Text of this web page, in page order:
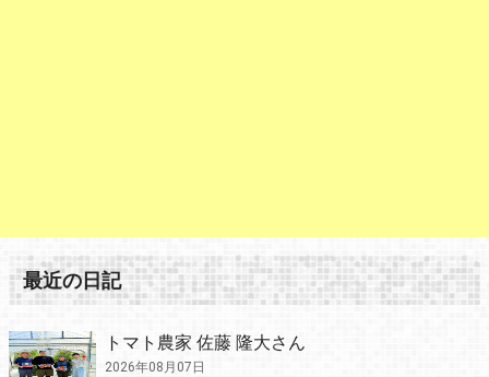
最近の日記
トマト農家 佐藤 隆大さん
2026年08月07日